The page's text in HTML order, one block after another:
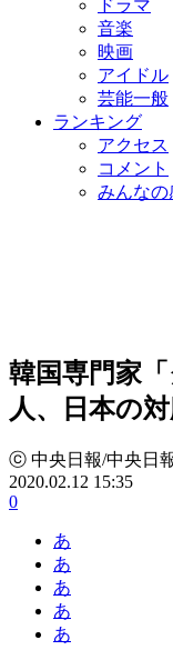
ドラマ
音楽
映画
アイドル
芸能一般
ランキング
アクセス
コメント
みんなの
韓国専門家
人、日本の
ⓒ 中央日報/中央日
2020.02.12 15:35
0
あ
あ
あ
あ
あ